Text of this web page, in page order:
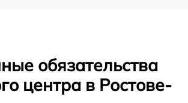
обязательства
центра в Ростове-